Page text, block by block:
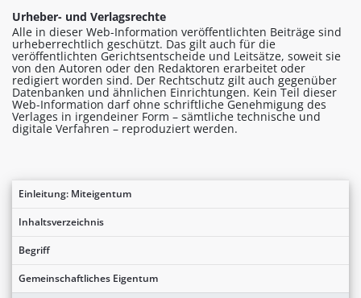
Einleitung: Miteigentum
Inhaltsverzeichnis
Begriff
Gemeinschaftliches Eigentum
Urheber- und Verlagsrechte
Alle in dieser Web-Information veröffentlichten Beiträge sind
urheberrechtlich geschützt. Das gilt auch für die
veröffentlichten Gerichtsentscheide und Leitsätze, soweit sie
von den Autoren oder den Redaktoren erarbeitet oder
redigiert worden sind. Der Rechtschutz gilt auch gegenüber
Datenbanken und ähnlichen Einrichtungen. Kein Teil dieser
Web-Information darf ohne schriftliche Genehmigung des
Verlages in irgendeiner Form – sämtliche technische und
digitale Verfahren – reproduziert werden.